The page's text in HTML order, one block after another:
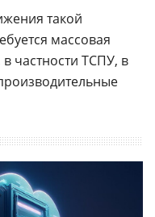
такой
массовая
частности ТСПУ, в